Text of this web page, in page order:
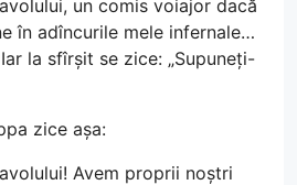
un comis voiajor dacă
în adîncurile mele infernale…
la sfîrșit se zice: „Supuneți-
zice așa:
Avem proprii noștri